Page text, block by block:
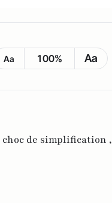
Aa 100% Aa
choc de simplification ,